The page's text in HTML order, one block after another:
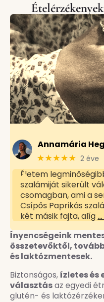
Annamária
★★★★★ 2 éve
Életem
szalámiját sikerült
csomagban, ami a
Csípős Paprikás
két másik fajta, alíg
Ínyencségeink
összetevőktől,
és laktózmentesek.
Biztonságos, ízletes és
választásaz egyedi
glutén- és